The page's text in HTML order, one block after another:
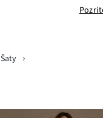
Šaty